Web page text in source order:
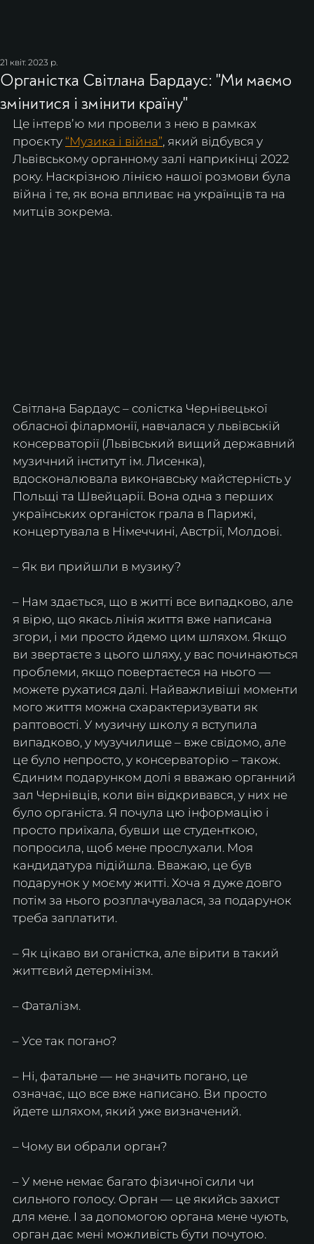
Органістка Світлана Бардаус: "Ми маємо
змінитися і змінити країну"
21 квіт. 2023 р.
Це інтервʼю ми провели з нею в рамках
проєкту “Музика і війна”, який відбувся у
Львівському органному залі наприкінці 2022
року. Наскрізною лінією нашої розмови була
війна і те, як вона впливає на українців та на
митців зокрема.
Світлана Бардаус – солістка Чернівецької
обласної філармонії, навчалася у львівській
консерваторії (Львівський вищий державний
музичний інститут ім. Лисенка),
вдосконалювала виконавську майстерність у
Польщі та Швейцарії. Вона одна з перших
українських органісток грала в Парижі,
концертувала в Німеччині, Австрії, Молдові.
– Як ви прийшли в музику?
– Нам здається, що в житті все випадково, але
я вірю, що якась лінія життя вже написана
згори, і ми просто йдемо цим шляхом. Якщо
ви звертаєте з цього шляху, у вас починаються
проблеми, якщо повертаєтеся на нього —
можете рухатися далі. Найважливіші моменти
мого життя можна схарактеризувати як
раптовості. У музичну школу я вступила
випадково, у музучилище – вже свідомо, але
це було непросто, у консерваторію – також.
Єдиним подарунком долі я вважаю органний
зал Чернівців, коли він відкривався, у них не
було органіста. Я почула цю інформацію і
просто приїхала, бувши ще студенткою,
попросила, щоб мене прослухали. Моя
кандидатура підійшла. Вважаю, це був
подарунок у моєму житті. Хоча я дуже довго
потім за нього розплачувалася, за подарунок
треба заплатити.
– Як цікаво ви оганістка, але вірити в такий
життєвий детермінізм.
– Фаталізм.
– Усе так погано?
– Ні, фатальне — не значить погано, це
означає, що все вже написано. Ви просто
йдете шляхом, який уже визначений.
– Чому ви обрали орган?
– У мене немає багато фізичної сили чи
сильного голосу. Орган — це якийсь захист
для мене. І за допомогою органа мене чують,
орган дає мені можливість бути почутою.